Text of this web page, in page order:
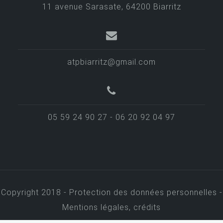
11 avenue Sarasate, 64200 Biarritz
atpbiarritz@gmail.com
05 59 24 90 27 - 06 20 92 04 97
Copyright 2018 - Protection des données personnelles -
Mentions légales, crédits